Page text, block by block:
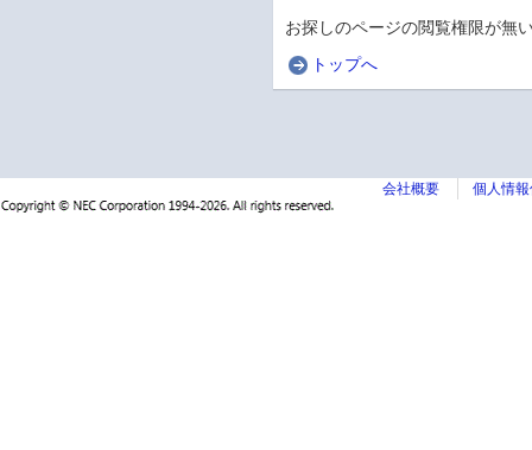
お探しのページの閲覧権限が無
トップへ
会社概要 個人情